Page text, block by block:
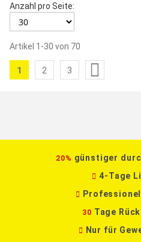
Anzahl pro Seite:
Artikel 1 -30 von 70
Sie
1 Seite
2 Seite
3
20% günstiger
4-Tage
30 Tage
Nur für